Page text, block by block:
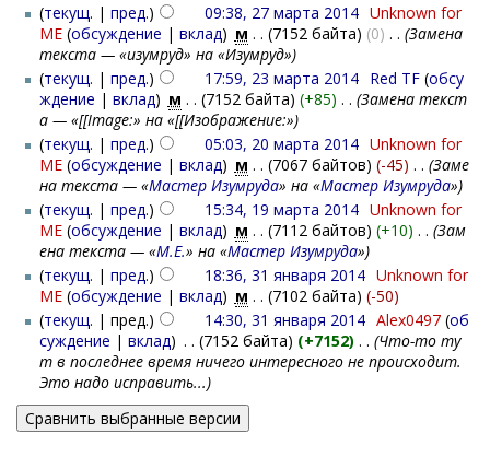
(текущ. | пред.) 09:38, 27 марта 2014 Unknown for
ME (обсуждение | вклад) м . . (7152 байта) (0) . . (Замена
текста — «изумруд» на «Изумруд»)
(текущ. | пред.) 17:59, 23 марта 2014 Red TF (обсу
ждение | вклад) м . . (7152 байта) (+85) . . (Замена текст
а — «[[Image:» на «[[Изображение:»)
(текущ. | пред.) 05:03, 20 марта 2014 Unknown for
ME (обсуждение | вклад) м . . (7067 байтов) (-45) . . (Заме
на текста — «Мастер Изумруда» на «Мастер Изумруда»)
(текущ. | пред.) 15:34, 19 марта 2014 Unknown for
ME (обсуждение | вклад) м . . (7112 байтов) (+10) . . (Зам
ена текста — «M.E.» на «Мастер Изумруда»)
(текущ. | пред.) 18:36, 31 января 2014 Unknown for
ME (обсуждение | вклад) м . . (7102 байта) (-50)
(текущ. | пред.) 14:30, 31 января 2014 Alex0497 (об
суждение | вклад) . . (7152 байта) (+7152) . . (Что-то ту
т в последнее время ничего интересного не происходит.
Это надо исправить...)